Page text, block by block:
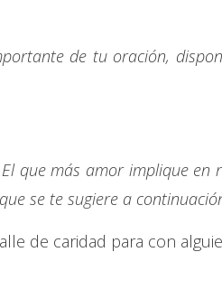
de tu oración,
que más amor implique en
se te sugiere a
de caridad para con